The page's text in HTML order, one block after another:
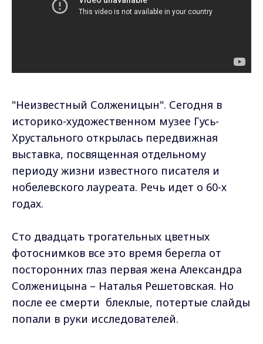
"Неизвестный Солженицын". Сегодня в
историко-художественном музее Гусь-
Хрустального открылась передвижная
выставка, посвященная отдельному
периоду жизни известного писателя и
нобелевского лауреата. Речь идет о 60-х
годах.
Сто двадцать трогательных цветных
фотоснимков все это время берегла от
посторонних глаз первая жена Александра
Солженицына – Наталья Решетовская. Но
после ее смерти блеклые, потертые слайды
попали в руки исследователей.